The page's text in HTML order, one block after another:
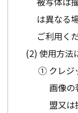
は異なる
ご利用く
使用方法
① クレジ
画像
盟又は